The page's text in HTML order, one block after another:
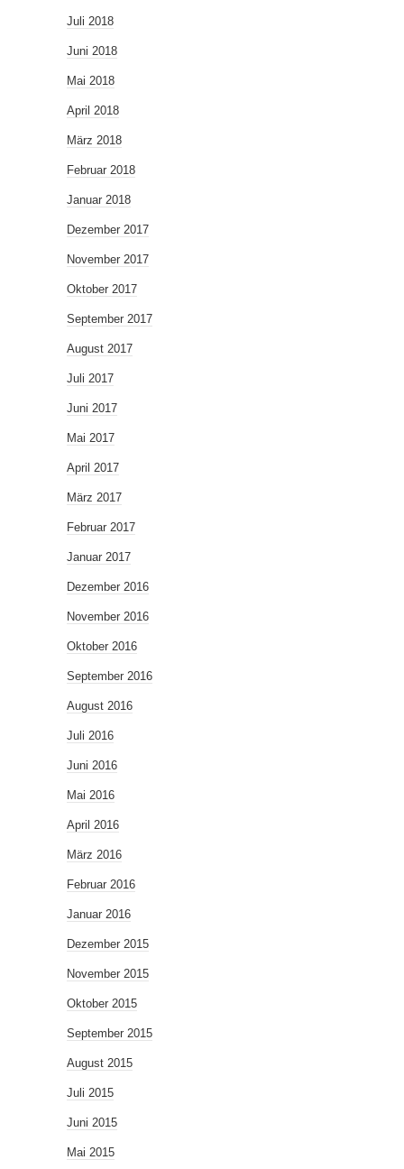
Juli 2018
Juni 2018
Mai 2018
April 2018
März 2018
Februar 2018
Januar 2018
Dezember 2017
November 2017
Oktober 2017
September 2017
August 2017
Juli 2017
Juni 2017
Mai 2017
April 2017
März 2017
Februar 2017
Januar 2017
Dezember 2016
November 2016
Oktober 2016
September 2016
August 2016
Juli 2016
Juni 2016
Mai 2016
April 2016
März 2016
Februar 2016
Januar 2016
Dezember 2015
November 2015
Oktober 2015
September 2015
August 2015
Juli 2015
Juni 2015
Mai 2015